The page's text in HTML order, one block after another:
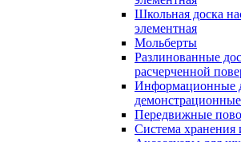
Школьная доска
элементная
Мольберты
Разлинованные
расчерченной
Информационные
Передвижные
Система хранения